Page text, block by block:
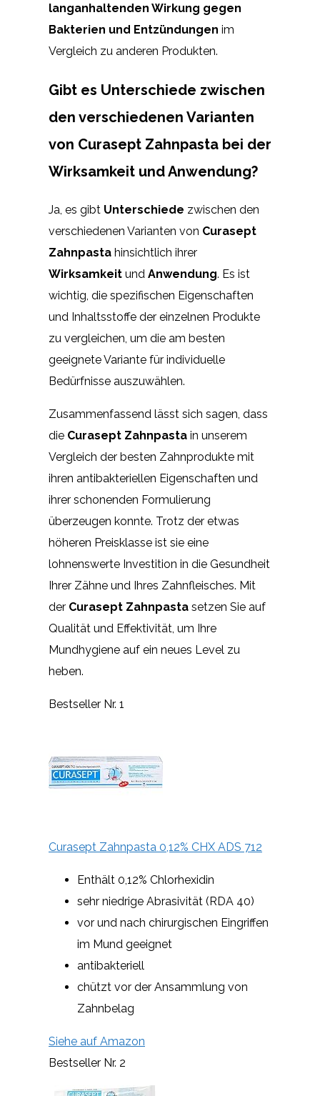
langanhaltenden Wirkung gegen
Bakterien und Entzündungen im
Vergleich zu anderen Produkten.
Gibt es Unterschiede zwischen
den verschiedenen Varianten
von Curasept Zahnpasta bei der
Wirksamkeit und Anwendung?
Ja, es gibt Unterschiede zwischen den
verschiedenen Varianten von Curasept
Zahnpasta hinsichtlich ihrer
Wirksamkeit und Anwendung. Es ist
wichtig, die spezifischen Eigenschaften
und Inhaltsstoffe der einzelnen Produkte
zu vergleichen, um die am besten
geeignete Variante für individuelle
Bedürfnisse auszuwählen.
Zusammenfassend lässt sich sagen, dass
die Curasept Zahnpasta in unserem
Vergleich der besten Zahnprodukte mit
ihren antibakteriellen Eigenschaften und
ihrer schonenden Formulierung
überzeugen konnte. Trotz der etwas
höheren Preisklasse ist sie eine
lohnenswerte Investition in die Gesundheit
Ihrer Zähne und Ihres Zahnfleisches. Mit
der Curasept Zahnpasta setzen Sie auf
Qualität und Effektivität, um Ihre
Mundhygiene auf ein neues Level zu
heben.
Bestseller Nr. 1
Curasept Zahnpasta 0,12% CHX ADS 712
Enthält 0,12% Chlorhexidin
sehr niedrige Abrasivität (RDA 40)
vor und nach chirurgischen Eingriffen
im Mund geeignet
antibakteriell
chützt vor der Ansammlung von
Zahnbelag
Siehe auf Amazon
Bestseller Nr. 2